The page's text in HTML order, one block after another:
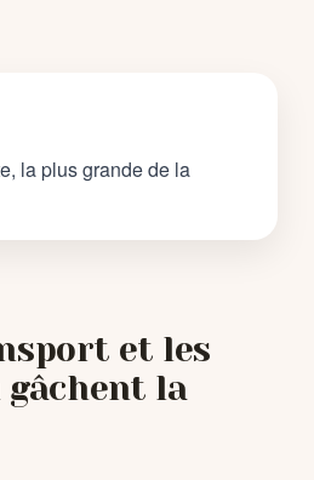
la plus grande de la
et les
la